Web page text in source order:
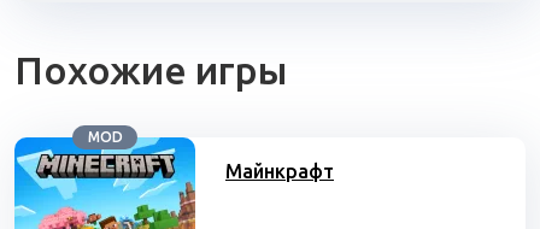
Похожие игры
MOD
Майнкрафт